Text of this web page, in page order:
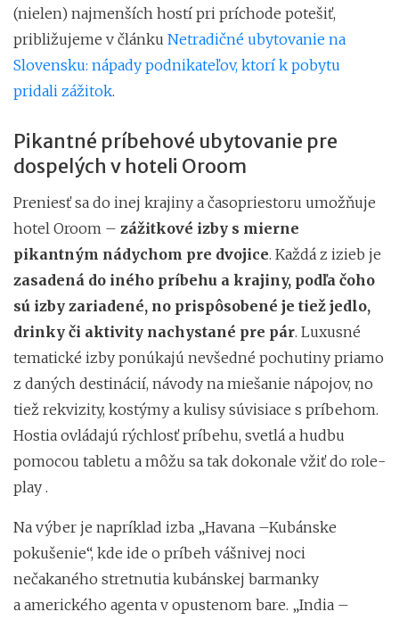
(nielen) najmenších hostí pri príchode potešiť,
približujeme v článku Netradičné ubytovanie na
Slovensku: nápady podnikateľov, ktorí k pobytu
pridali zážitok.
Pikantné príbehové ubytovanie pre
dospelých v hoteli Oroom
Preniesť sa do inej krajiny a časopriestoru umožňuje
hotel Oroom – zážitkové izby s mierne
pikantným nádychom pre dvojice. Každá z izieb je
zasadená do iného príbehu a krajiny, podľa čoho
sú izby zariadené, no prispôsobené je tiež jedlo,
drinky či aktivity nachystané pre pár. Luxusné
tematické izby ponúkajú nevšedné pochutiny priamo
z daných destinácií, návody na miešanie nápojov, no
tiež rekvizity, kostýmy a kulisy súvisiace s príbehom.
Hostia ovládajú rýchlosť príbehu, svetlá a hudbu
pomocou tabletu a môžu sa tak dokonale vžiť do role-
play .
Na výber je napríklad izba „Havana –Kubánske
pokušenie“, kde ide o príbeh vášnivej noci
nečakaného stretnutia kubánskej barmanky
a amerického agenta v opustenom bare. „India –